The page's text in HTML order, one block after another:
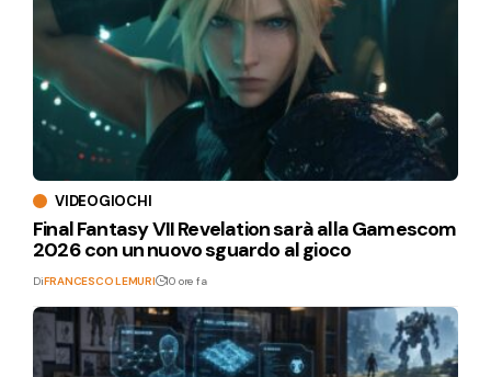
VIDEOGIOCHI
Final Fantasy VII Revelation sarà alla Gamescom
2026 con un nuovo sguardo al gioco
DiFRANCESCO LEMURI 10 ore fa